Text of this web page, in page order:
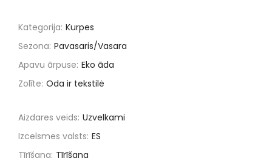
Kategorija: Kurpes
Sezona: Pavasaris/Vasara
Apavu ārpuse: Eko āda
Zolīte: Oda ir tekstilė
Aizdares veids: Uzvelkami
Izcelsmes valsts: ES
Tīrīšana: Tīrīšana